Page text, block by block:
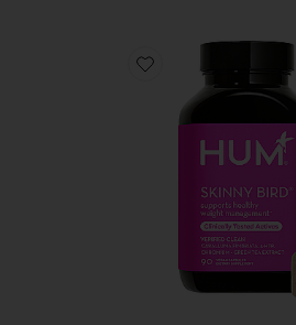
Favorite SKINNY BIRD